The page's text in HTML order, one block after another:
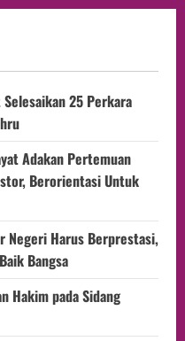
25 Perkara
Adakan Pertemuan
Berorientasi Untuk
Negeri Harus Berprestasi,
Bangsa
Hakim pada Sidang